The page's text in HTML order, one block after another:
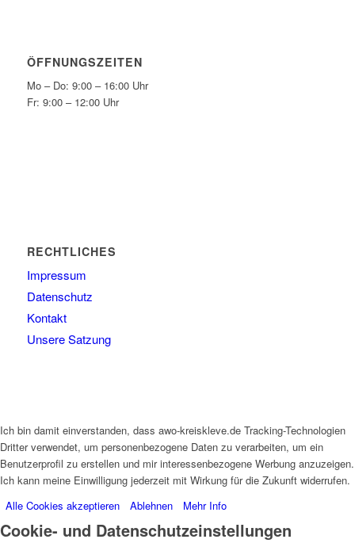
ÖFFNUNGSZEITEN
Mo – Do: 9:00 – 16:00 Uhr
Fr: 9:00 – 12:00 Uhr
RECHTLICHES
Impressum
Datenschutz
Kontakt
Unsere Satzung
Ich bin damit einverstanden, dass awo-kreiskleve.de Tracking-Technologien
Dritter verwendet, um personenbezogene Daten zu verarbeiten, um ein
Benutzerprofil zu erstellen und mir interessenbezogene Werbung anzuzeigen.
Ich kann meine Einwilligung jederzeit mit Wirkung für die Zukunft widerrufen.
Alle Cookies akzeptieren
Ablehnen Mehr Info
Cookie- und Datenschutzeinstellungen